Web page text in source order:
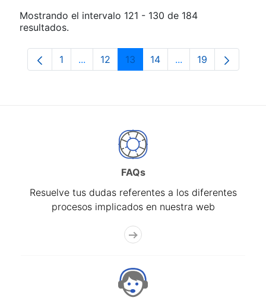
Mostrando el intervalo 121 - 130 de 184
resultados.
Página
1 ...Páginas intermedias Use TAB para
Página
12 Página
13 Página
14 ...PáginasPágina
19
FAQs
Resuelve tus dudas referentes a los diferentes
procesos implicados en nuestra web